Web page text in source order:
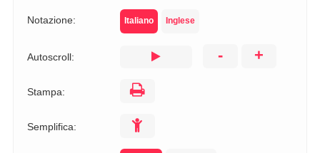
Notazione: Italiano Inglese
Autoscroll: - +
Stampa:
Semplifica: